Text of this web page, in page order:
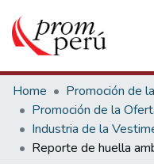
Communities & Collections
All of DSpace
Statistics
Estadísticas Externas
Home